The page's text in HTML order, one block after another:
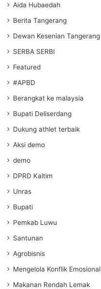
Aida Hubaedah
Berita Tangerang
Dewan Kesenian Tangerang
SERBA SERBI
Featured
#APBD
Berangkat ke malaysia
Bupati Deliserdang
Dukung athlet terbaik
Aksi demo
demo
DPRD Kaltim
Unras
Bupati
Pemkab Luwu
Santunan
Agrobisnis
Mengelola Konflik Emosional
Makanan Rendah Lemak